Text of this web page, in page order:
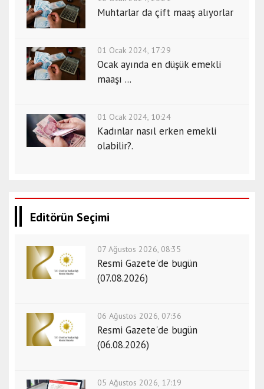
Muhtarlar da çift maaş alıyorlar
01 Ocak 2024, 17:29
Ocak ayında en düşük emekli
maaşı ...
01 Ocak 2024, 10:24
Kadınlar nasıl erken emekli
olabilir?.
Editörün Seçimi
07 Ağustos 2026, 08:35
Resmi Gazete'de bugün
(07.08.2026)
06 Ağustos 2026, 07:36
Resmi Gazete'de bugün
(06.08.2026)
05 Ağustos 2026, 17:19